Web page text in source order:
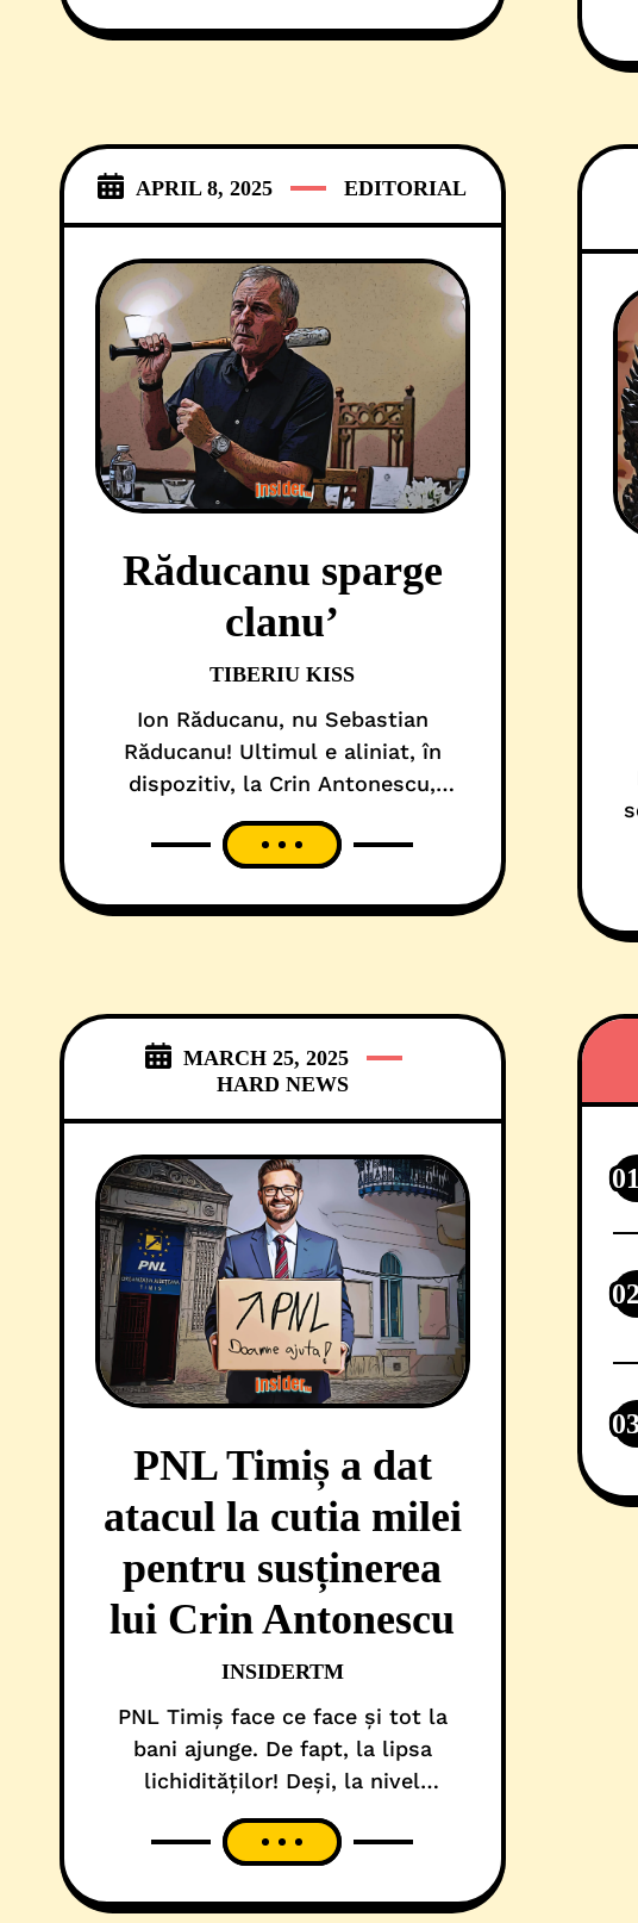
4 sau 5 ani. De fapt, concluzia nu e
APRIL 8, 2025 EDITORIAL
Răducanu sparge
clanu’
TIBERIU KISS
Ion Răducanu, nu Sebastian
Răducanu! Ultimul e aliniat, în
dispozitiv, la Crin Antonescu,
căruia îi și face campanie
electorală pentru prezidențiale, în
așa a decis Marcel Ciolacu, că e
Răducanu, în calitate de tată și de
persoană fizică autorizată,
MARCH 25, 2025
HARD NEWS
PNL Timiș a dat
atacul la cutia milei
pentru susținerea
lui Crin Antonescu
INSIDERTM
PNL Timiș face ce face și tot la
bani ajunge. De fapt, la lipsa
lichidităților! Deși, la nivel
național, partidul e la guvernare,
probele demonstrează că filiala
de marii sponsori tradiționali. Așa
01
02